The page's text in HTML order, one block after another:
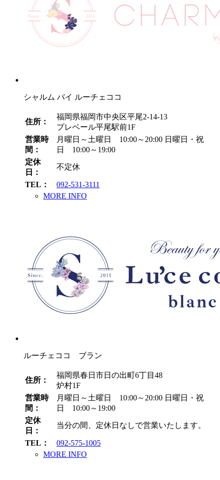
シャルム バイ ルーチェココ
住所：
福岡県福岡市中央区平尾2-14-13
プレベール平尾駅前1F
営業時
間：
月曜日～土曜日 10:00～20:00 日曜日・祝
日 10:00～19:00
定休
日：
不定休
TEL：
092-531-3111
MORE INFO
ルーチェココ ブラン
住所：
福岡県春日市日の出町6丁目48
炉村1F
営業時
間：
月曜日～土曜日 10:00～20:00 日曜日・祝
日 10:00～19:00
定休
日：
当分の間、定休日なしで営業いたします。
TEL：
092-575-1005
MORE INFO